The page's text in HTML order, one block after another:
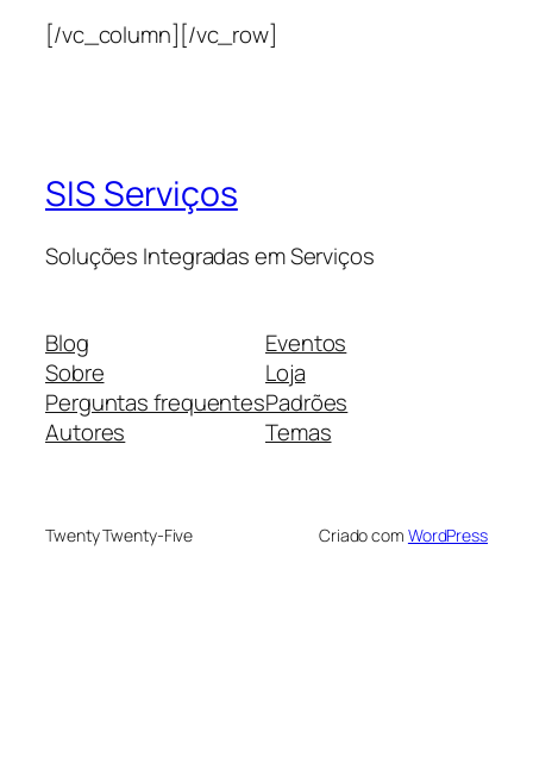
[/vc_column][/vc_row]
SIS Serviços
Soluções Integradas em Serviços
Blog
Sobre
Perguntas frequentes
Autores
Eventos
Loja
Padrões
Temas
Twenty Twenty-Five Criado com WordPress